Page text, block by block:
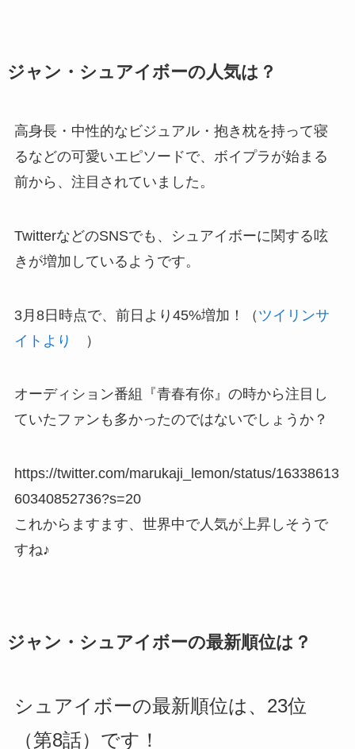
ジャン・シュアイボーの人気は？
高身長・中性的なビジュアル・抱き枕を持って寝
るなどの可愛いエピソードで、ボイプラが始まる
前から、注目されていました。
TwitterなどのSNSでも、シュアイボーに関する呟
きが増加しているようです。
3月8日時点で、前日より45%増加！（ ツイリンサ
イトより
）
オーディション番組『青春有你』の時から注目し
ていたファンも多かったのではないでしょうか？
https://twitter.com/marukaji_lemon/status/16338613
60340852736?s=20
これからますます、世界中で人気が上昇しそうで
すね♪
ジャン・シュアイボーの最新順位は？
シュアイボーの最新順位は、23位
（第8話）です！